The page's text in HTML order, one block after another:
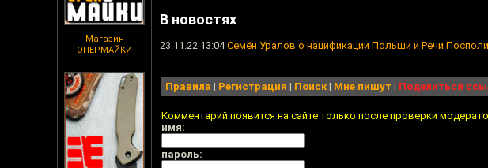
Магазин
ОПЕРМАЙКИ
В новостях
23.11.22 13:04Семён Уралов о нацификации Польши и Речи
Правила | Регистрация | Поиск| Мне пишут | Поделиться
Комментарий появится на сайте только после проверки
имя:
пароль: